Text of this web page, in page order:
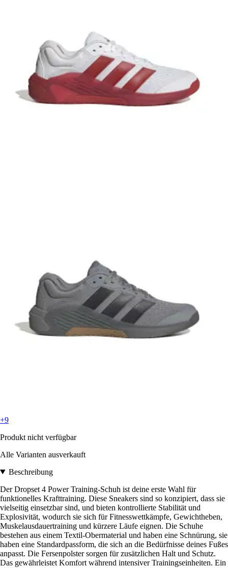
+9
Produkt nicht verfügbar
Alle Varianten ausverkauft
Beschreibung
Der Dropset 4 Power Training-Schuh ist deine erste Wahl für
funktionelles Krafttraining. Diese Sneakers sind so konzipiert, dass sie
vielseitig einsetzbar sind, und bieten kontrollierte Stabilität und
Explosivität, wodurch sie sich für Fitnesswettkämpfe, Gewichtheben,
Muskelausdauertraining und kürzere Läufe eignen. Die Schuhe
bestehen aus einem Textil-Obermaterial und haben eine Schnürung, sie
haben eine Standardpassform, die sich an die Bedürfnisse deines Fußes
anpasst. Die Fersenpolster sorgen für zusätzlichen Halt und Schutz.
Das gewährleistet Komfort während intensiver Trainingseinheiten. Ein